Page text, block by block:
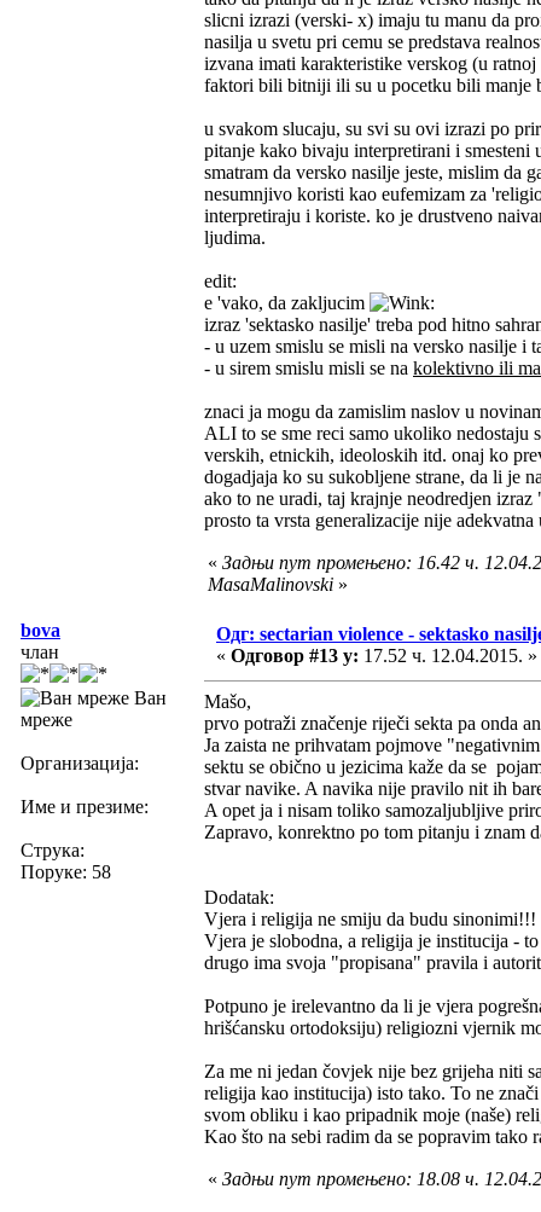
slicni izrazi (verski- x) imaju tu manu da
nasilja u svetu pri cemu se predstava
izvana imati karakteristike verskog (u
faktori bili bitniji ili su u pocetku bili manje
u svakom slucaju, su svi su ovi izrazi po
pitanje kako bivaju interpretirani i
smatram da versko nasilje jeste, mislim da
nesumnjivo koristi kao eufemizam za
interpretiraju i koriste. ko je drustveno
ljudima.
edit:
e 'vako, da zakljucim
:
izraz 'sektasko nasilje' treba pod hitno
- u uzem smislu se misli na versko nasilje i
- u sirem smislu misli se na kolektivno ili
znaci ja mogu da zamislim naslov u
ALI to se sme reci samo ukoliko nedostaju
verskih, etnickih, ideoloskih itd. onaj ko
dogadjaja ko su sukobljene strane, da li je
ako to ne uradi, taj krajnje neodredjen
prosto ta vrsta generalizacije nije
« Задњи пут промењено: 16.42 ч.
MasaMalinovski »
bova
члан
Ван
мреже
Организација:
Име и презиме:
Струка:
Поруке: 58
Одг: sectarian violence - sektasko
« Одговор #13 у: 17.52 ч. 12.04.2015. »
Mašo,
prvo potraži značenje riječi sekta pa onda
Ja zaista ne prihvatam pojmove
sektu se obično u jezicima kaže da se
stvar navike. A navika nije pravilo nit ih
A opet ja i nisam toliko samozaljubljive
Zapravo, konrektno po tom pitanju i znam
Dodatak:
Vjera i religija ne smiju da budu sinonimi!!!
Vjera je slobodna, a religija je institucija -
drugo ima svoja "propisana" pravila i
Potpuno je irelevantno da li je vjera
hrišćansku ortodoksiju) religiozni vjernik
Za me ni jedan čovjek nije bez grijeha niti
religija kao institucija) isto tako. To ne
svom obliku i kao pripadnik moje (naše)
Kao što na sebi radim da se popravim
« Задњи пут промењено: 18.08 ч.